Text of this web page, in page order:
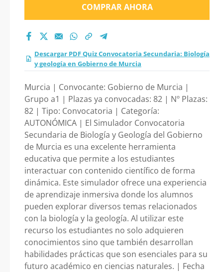
2026?
COMPRAR AHORA
Descargar PDF Quiz Convocatoria Secundaria: Biología
y geología en Gobierno de Murcia
Murcia | Convocante: Gobierno de Murcia |
Grupo a1 | Plazas ya convocadas: 82 | Nº Plazas:
82 | Tipo: Convocatoria | Categoría:
AUTONÓMICA | El Simulador Convocatoria
Secundaria de Biología y Geología del Gobierno
de Murcia es una excelente herramienta
educativa que permite a los estudiantes
interactuar con contenido científico de forma
dinámica. Este simulador ofrece una experiencia
de aprendizaje inmersiva donde los alumnos
pueden explorar diversos temas relacionados
con la biología y la geología. Al utilizar este
recurso los estudiantes no solo adquieren
conocimientos sino que también desarrollan
habilidades prácticas que son esenciales para su
futuro académico en ciencias naturales. | Fecha